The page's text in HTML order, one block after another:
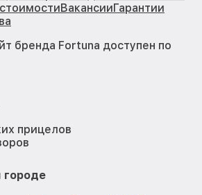
ВакансииГарантии
бренда Fortuna доступен по
прицелов